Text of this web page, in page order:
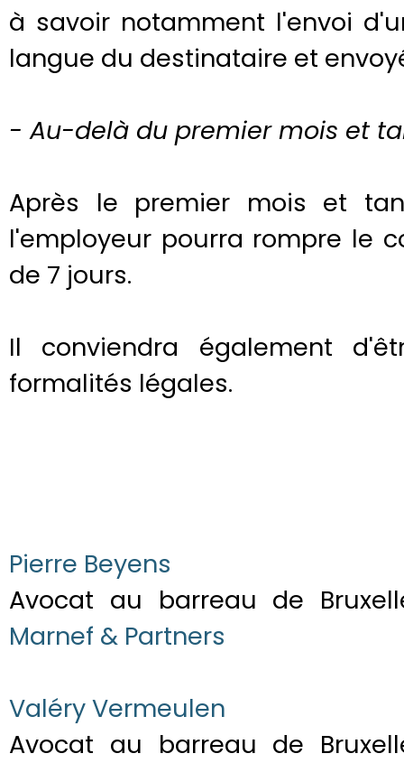
à savoir notamment l'envoi
langue du destinataire et
- Au-delà du premier mois et
Après le premier mois et
l'employeur pourra rompre le
de 7 jours.
Il conviendra également
formalités légales.
Pierre Beyens
Avocat au barreau de
Marnef & Partners
Valéry Vermeulen
Avocat au barreau de